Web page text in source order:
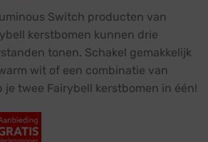
Switch producten van
kerstbomen kunnen drie
tonen. Schakel gemakkelijk
wit of een combinatie van
je twee Fairybell kerstbomen in één!